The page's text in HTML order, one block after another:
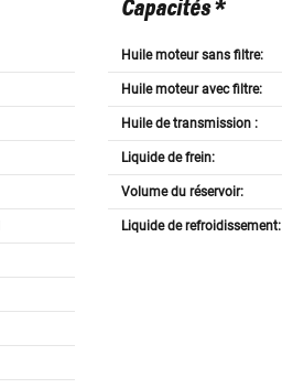
Capacités *
Huile moteur sans filtre:
Huile moteur avec filtre:
Huile de transmission :
Liquide de frein:
Volume du réservoir:
Liquide de refroidissement: